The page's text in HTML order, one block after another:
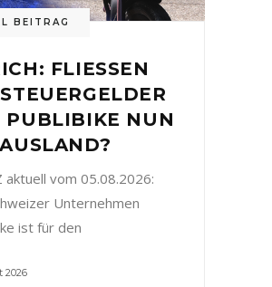
BEITRAG
FLIESSEN
PUBLIBIKE NUN
aktuell vom 05.08.2026:
Unternehmen
ist für den
2026